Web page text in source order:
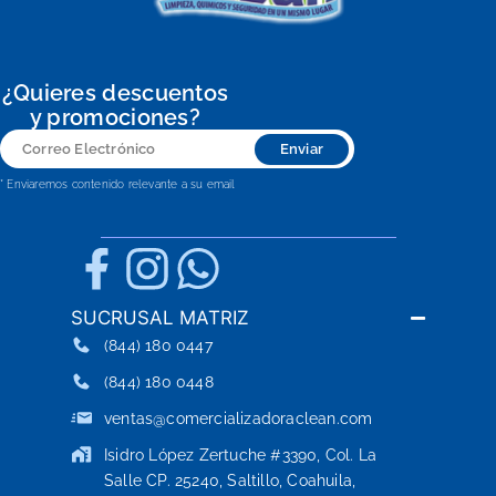
¿Quieres descuentos
y promociones?
Correo
Electrónico
Enviar
* Enviaremos contenido relevante a su email
SUCRUSAL MATRIZ
(844) 180 0447
(844) 180 0448
ventas@comercializadoraclean.com
Isidro López Zertuche #3390, Col. La
Salle CP. 25240, Saltillo, Coahuila,